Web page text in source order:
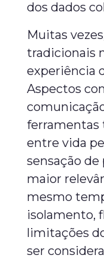
dos dados
Muitas
tradicionais
experiência
Aspectos
ferramentas
entre vida
sensação
maior
mesmo
isolamento,
limitações
ser